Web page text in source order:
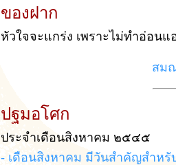
ของฝาก
หัวใจจะแกร่ง เพราะไม่ทำอ่อ
สม
ปฐมอโศก
ประจำเดือนสิงหาคม ๒๕๔๕
- เดือนสิงหาคม มีวันสำคัญสำห